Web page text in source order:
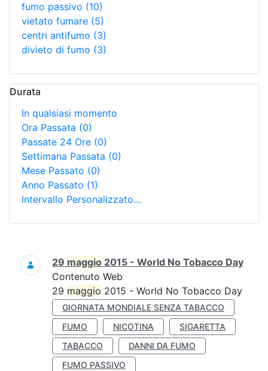
fumo passivo (10)
vietato fumare (5)
centri antifumo (3)
divieto di fumo (3)
Durata
In qualsiasi momento
Ora Passata (0)
Passate 24 Ore (0)
Settimana Passata (0)
Mese Passato (0)
Anno Passato (1)
Intervallo Personalizzato…
Ricerca
29 maggio 2015 - World No Tobacco Day
Contenuto Web
29 maggio 2015 - World No Tobacco Day
GIORNATA MONDIALE SENZA TABACCO
FUMO
NICOTINA
SIGARETTA
TABACCO
DANNI DA FUMO
FUMO PASSIVO